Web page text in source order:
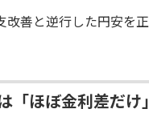
改善と逆行した円安を
「ほぼ金利差だけ